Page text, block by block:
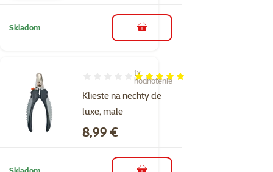
Skladom do košíka
Klieste na nechty de
luxe, male
Hodnotenie 100%, počet hodnotení: 1
1×
hodnotenie
Cena
8,99 €